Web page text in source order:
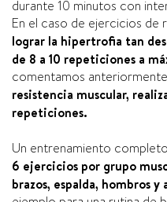
durante 10 minutos con
En el caso de ejercicios de
lograr la hipertrofia tan
de 8 a 10 repeticiones a
comentamos
resistencia muscular,
repeticiones.
Un entrenamiento completo
6 ejercicios por grupo
brazos, espalda, hombros y